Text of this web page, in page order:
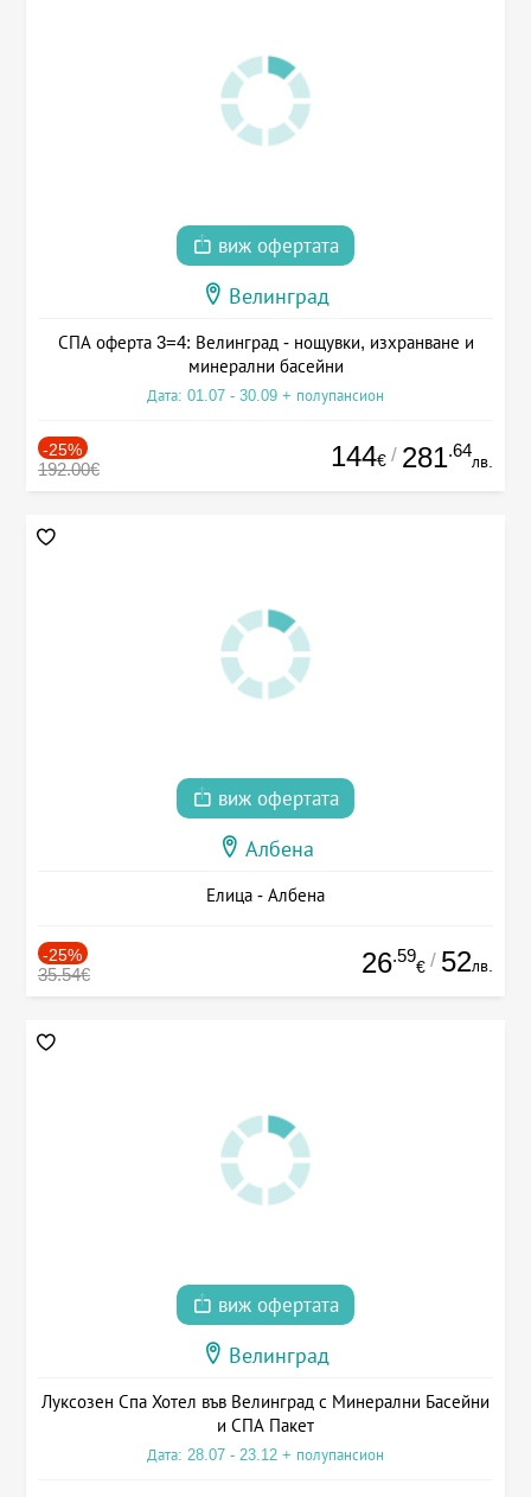
виж офертата
Велинград
СПА оферта 3=4: Велинград - нощувки, изхранване и
минерални басейни
Дата: 01.07 - 30.09 + полупансион
-25%
192.00€ 144€ / 281.64
лв.
виж офертата
Албена
Елица - Албена
-25%
35.54€ 26.59
€ / 52лв.
виж офертата
Велинград
Луксозен Спа Хотел във Велинград с Минерални Басейни
и СПА Пакет
Дата: 28.07 - 23.12 + полупансион